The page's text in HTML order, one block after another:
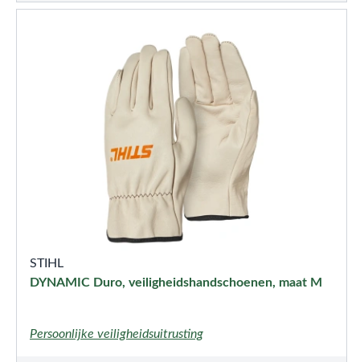
STIHL
DYNAMIC Duro, veiligheidshandschoenen, maat M
Persoonlijke veiligheidsuitrusting